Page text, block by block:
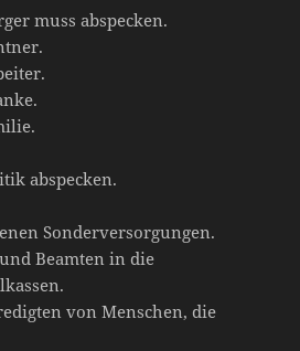
muss abspecken.
abspecken.
Sonderversorgungen.
Beamten in die
von Menschen, die